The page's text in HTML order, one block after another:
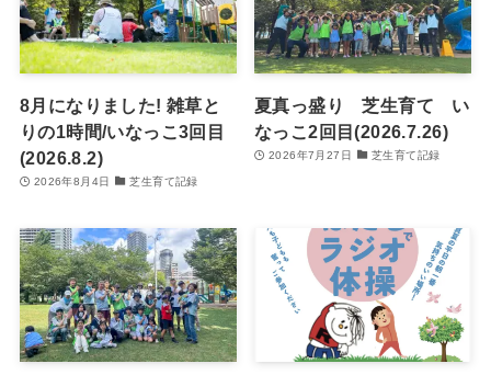
8月になりました! 雑草と
りの1時間/いなっこ3回目
(2026.8.2)
2026年8月4日 芝生育て記録
夏真っ盛り 芝生育て い
なっこ2回目(2026.7.26)
2026年7月27日 芝生育て記録